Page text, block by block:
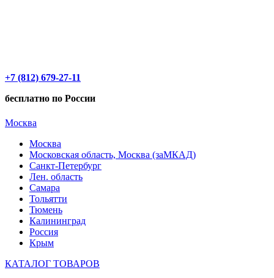
+7 (812) 679-27-11
бесплатно по России
Москва
Москва
Московская область, Москва (заМКАД)
Санкт-Петербург
Лен. область
Самара
Тольятти
Тюмень
Калининград
Россия
Крым
КАТАЛОГ ТОВАРОВ